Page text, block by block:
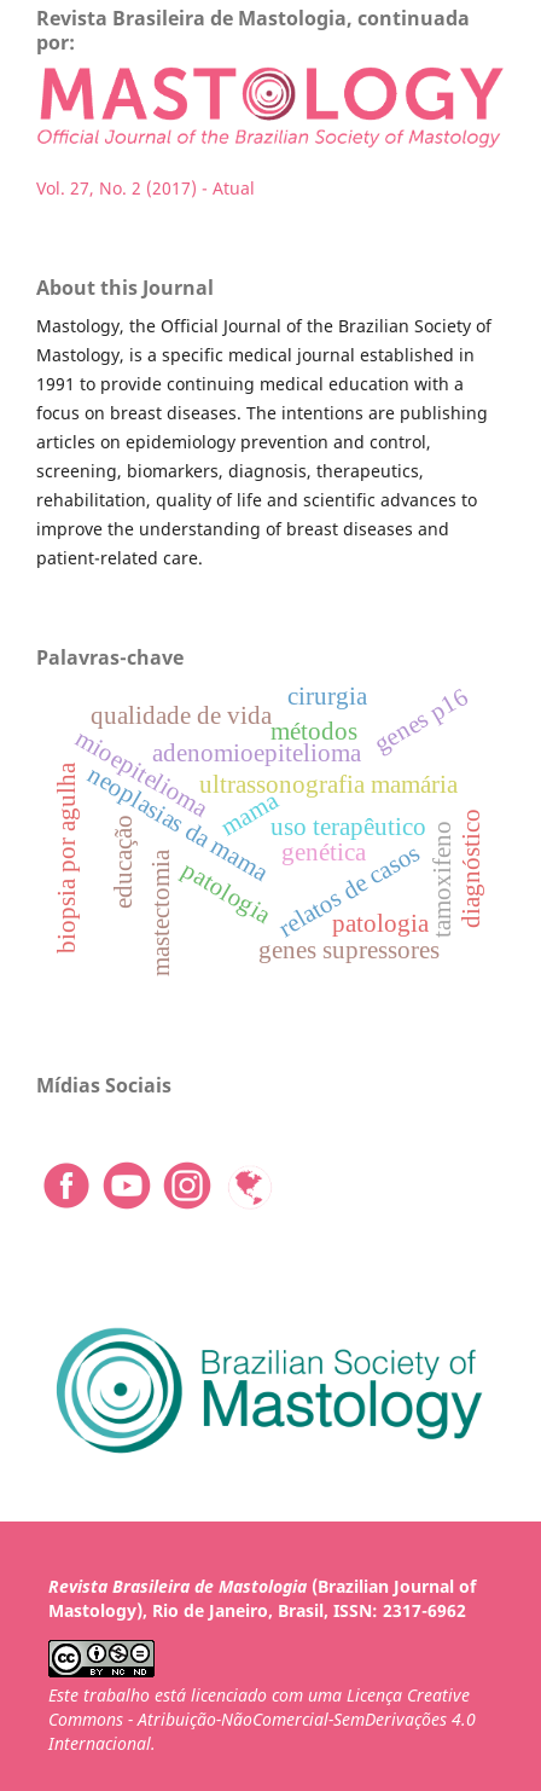
Revista Brasileira de Mastologia, continuada
por:
Vol. 27, No. 2 (2017) - Atual
About this Journal
Mastology, the Official Journal of the Brazilian Society of
Mastology, is a specific medical journal established in
1991 to provide continuing medical education with a
focus on breast diseases. The intentions are publishing
articles on epidemiology prevention and control,
screening, biomarkers, diagnosis, therapeutics,
rehabilitation, quality of life and scientific advances to
improve the understanding of breast diseases and
patient-related care.
Palavras-chave
adenomioepitelioma
mioepitelioma
relatos de casos
neoplasias da mama
patologia
ultrassonografia mamária
métodos
patologia
biopsia por agulha
qualidade de vida
mastectomia
mama
tamoxifeno
uso terapêutico diagnóstico
genes p16
genética
genes supressores
cirurgia
educação
Mídias Sociais
Revista Brasileira de Mastologia(Brazilian Journal of
Mastology), Rio de Janeiro, Brasil, ISSN: 2317-6962
Este trabalho está licenciado com uma Licença Creative
Commons - Atribuição-NãoComercial-SemDerivações 4.0
Internacional.